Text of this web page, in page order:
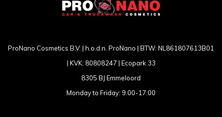
ProNano Cosmetics B.V. | h.o.d.n. ProNano | BTW: NL861807613B01
| KVK: 80808247 | Ecopark 33
8305 BJ Emmeloord
Monday to Friday: 9:00-17:00